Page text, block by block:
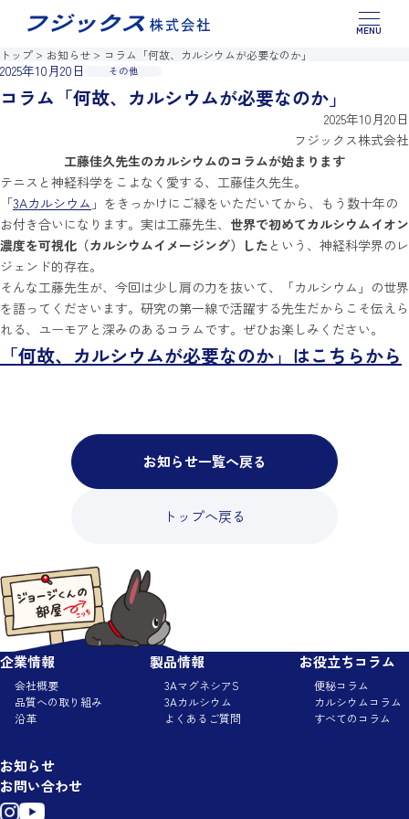
このページの本文へ移動
製品情報
お役立ちコラム
トップ お知らせ コラム「何故、カルシウムが必要なのか」
2025年10月20日 その他
コラム「何故、カルシウムが必要なのか」
2025年10月20日
フジックス株式会社
工藤佳久先生のカルシウムのコラムが始まります
テニスと神経科学をこよなく愛する、工藤佳久先生。
「3Aカルシウム 」をきっかけにご縁をいただいてから、もう数十年の
お付き合いになります。実は工藤先生、 世界で初めてカルシウムイオン
濃度を可視化（カルシウムイメージング）した という、神経科学界のレ
ジェンド的存在。
そんな工藤先生が、今回は少し肩の力を抜いて、「カルシウム」の世界
を語ってくださいます。研究の第一線で活躍する先生だからこそ伝えら
れる、ユーモアと深みのあるコラムです。ぜひお楽しみください。
「何故、カルシウムが必要なのか」はこちらから
お知らせ一覧へ戻る
トップへ戻る
企業情報
会社概要
品質への取り組み
沿革
製品情報
3AマグネシアS
3Aカルシウム
よくあるご質問
お役立ちコラム
便秘コラム
カルシウムコラム
すべてのコラム
お知らせ
お問い合わせ